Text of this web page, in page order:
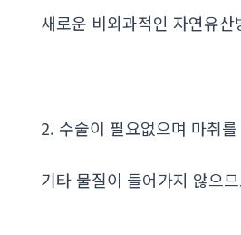
새로운 비외과적인 자연유산
2. 수술이 필요없으며 마취
기타 물질이 들어가지 않으